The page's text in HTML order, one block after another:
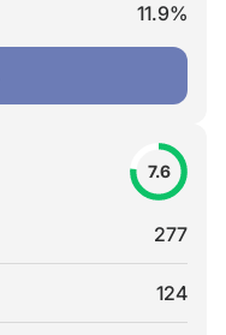
11.9%
7.6
277
124